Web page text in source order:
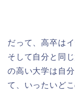
だって、高卒は
そして自分と同
の高い大学は自
て、いったいど